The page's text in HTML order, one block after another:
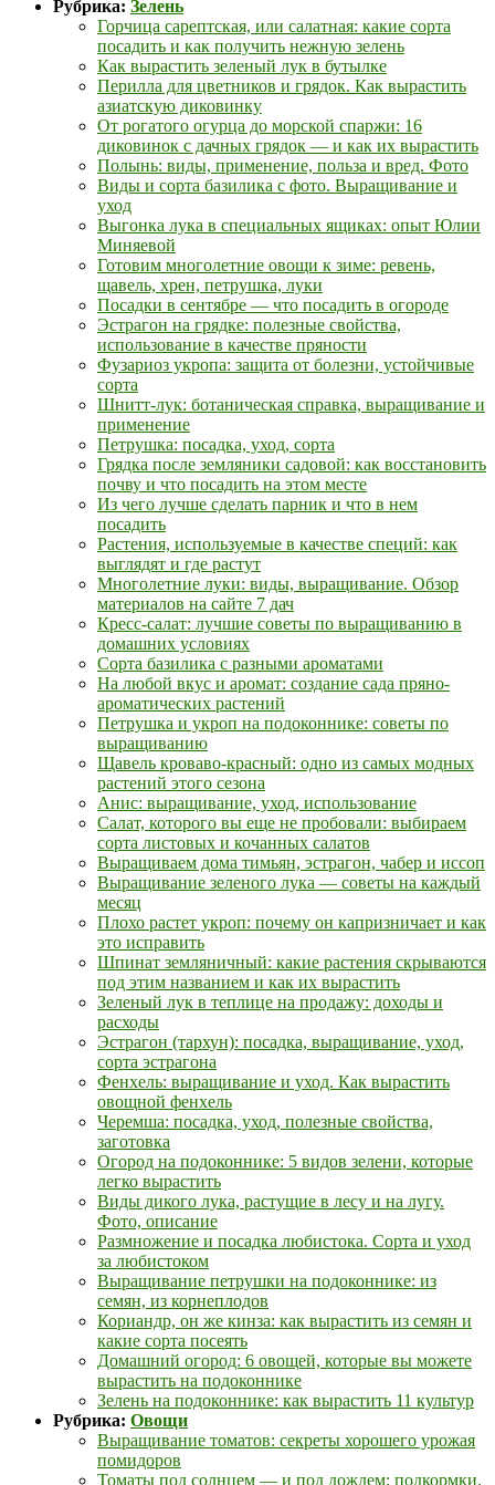
Рубрика: Зелень
Горчица сарептская, или салатная: какие сорта
посадить и как получить нежную зелень
Как вырастить зеленый лук в бутылке
Перилла для цветников и грядок. Как вырастить
азиатскую диковинку
От рогатого огурца до морской спаржи: 16
диковинок с дачных грядок — и как их вырастить
Полынь: виды, применение, польза и вред. Фото
Виды и сорта базилика с фото. Выращивание и
уход
Выгонка лука в специальных ящиках: опыт Юлии
Миняевой
Готовим многолетние овощи к зиме: ревень,
щавель, хрен, петрушка, луки
Посадки в сентябре — что посадить в огороде
Эстрагон на грядке: полезные свойства,
использование в качестве пряности
Фузариоз укропа: защита от болезни, устойчивые
сорта
Шнитт-лук: ботаническая справка, выращивание и
применение
Петрушка: посадка, уход, сорта
Грядка после земляники садовой: как восстановить
почву и что посадить на этом месте
Из чего лучше сделать парник и что в нем
посадить
Растения, используемые в качестве специй: как
выглядят и где растут
Многолетние луки: виды, выращивание. Обзор
материалов на сайте 7 дач
Кресс-салат: лучшие советы по выращиванию в
домашних условиях
Сорта базилика с разными ароматами
На любой вкус и аромат: создание сада пряно-
ароматических растений
Петрушка и укроп на подоконнике: советы по
выращиванию
Щавель кроваво-красный: одно из самых модных
растений этого сезона
Анис: выращивание, уход, использование
Салат, которого вы еще не пробовали: выбираем
сорта листовых и кочанных салатов
Выращиваем дома тимьян, эстрагон, чабер и иссоп
Выращивание зеленого лука — советы на каждый
месяц
Плохо растет укроп: почему он капризничает и как
это исправить
Шпинат земляничный: какие растения скрываются
под этим названием и как их вырастить
Зеленый лук в теплице на продажу: доходы и
расходы
Эстрагон (тархун): посадка, выращивание, уход,
сорта эстрагона
Фенхель: выращивание и уход. Как вырастить
овощной фенхель
Черемша: посадка, уход, полезные свойства,
заготовка
Огород на подоконнике: 5 видов зелени, которые
легко вырастить
Виды дикого лука, растущие в лесу и на лугу.
Фото, описание
Размножение и посадка любистока. Сорта и уход
за любистоком
Выращивание петрушки на подоконнике: из
семян, из корнеплодов
Кориандр, он же кинза: как вырастить из семян и
какие сорта посеять
Домашний огород: 6 овощей, которые вы можете
вырастить на подоконнике
Зелень на подоконнике: как вырастить 11 культур
Рубрика: Овощи
Выращивание томатов: секреты хорошего урожая
помидоров
Томаты под солнцем — и под дождем: подкормки,